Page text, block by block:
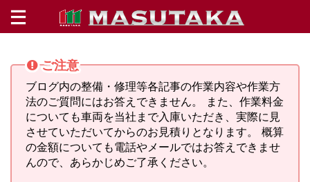
ご注意
ブログ内の整備・修理等各記事の作業内容や作業方
法のご質問にはお答えできません。 また、作業料金
についても車両を当社まで入庫いただき、実際に見
させていただいてからのお見積りとなります。 概算
の金額についても電話やメールではお答えできませ
んので、あらかじめご了承ください。